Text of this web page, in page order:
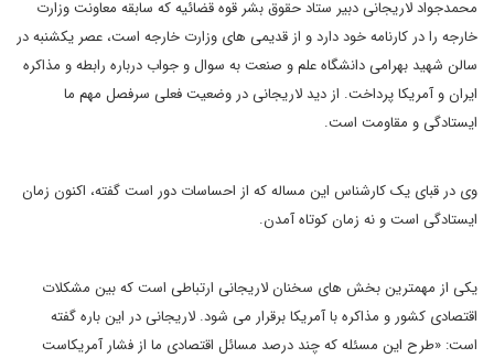
محمدجواد لاریجانی دبیر ستاد حقوق بشر قوه قضائیه که سابقه معاونت وزارت
خارجه را در کارنامه خود دارد و از قدیمی های وزارت خارجه است، عصر یکشنبه در
سالن شهید بهرامی دانشگاه علم و صنعت به سوال و جواب درباره رابطه و مذاکره
ایران و آمریکا پرداخت. از دید لاریجانی در وضعیت فعلی سرفصل مهم ما
ایستادگی و مقاومت است.
وی در قبای یک کارشناس این مساله که از احساسات دور است گفته، اکنون زمان
ایستادگی است و نه زمان کوتاه آمدن.
یکی از مهمترین بخش های سخنان لاریجانی ارتباطی است که بین مشکلات
اقتصادی کشور و مذاکره با آمریکا برقرار می شود. لاریجانی در این باره گفته
است: «طرح این مسئله که چند درصد مسائل اقتصادی ما از فشار آمریکاست